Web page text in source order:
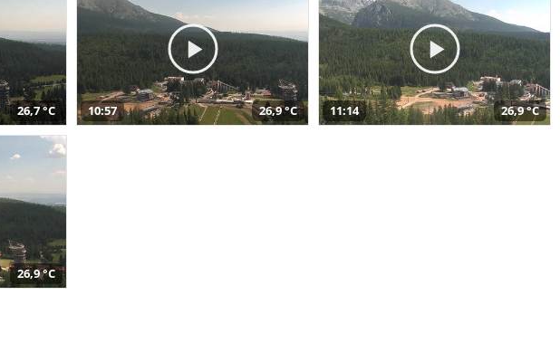
26,7 °C 10:57 26,9 °C 11:14 26,9 °C
26,9 °C